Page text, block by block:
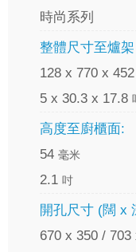
時尚系列
整體尺寸至爐
128 x 770 x 452
5 x 30.3 x 17.8
高度至廚櫃面:
54 毫米
2.1 吋
開孔尺寸 (闊 x
670 x 350 / 703